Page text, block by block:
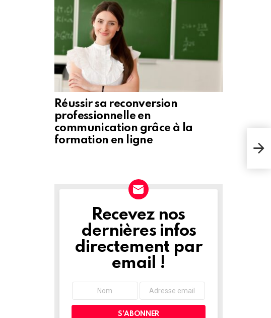
Réussir sa reconversion
professionnelle en
communication grâce à la
formation en ligne
NEWSLETTER
Recevez nos
dernières infos
directement par
email !